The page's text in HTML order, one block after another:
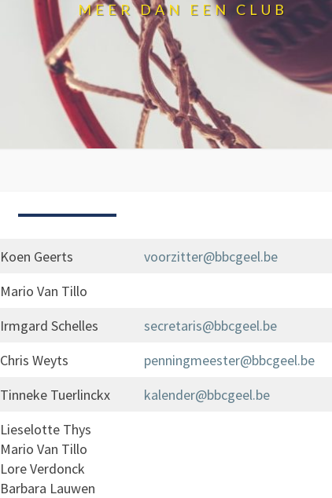
MEER DAN EEN CLUB
MEDEWERKERS
Koen Geerts
voorzitter@bbcgeel.be
Mario Van Tillo
Irmgard Schelles
secretaris@bbcgeel.be
Chris Weyts
penningmeester@bbcgeel.be
Tinneke Tuerlinckx kalender@bbcgeel.be
Lieselotte Thys
Mario Van Tillo
Lore Verdonck
Barbara Lauwen